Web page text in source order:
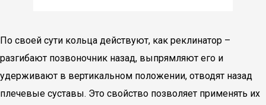
По своей сути кольца действуют, как реклинатор –
разгибают позвоночник назад, выпрямляют его и
удерживают в вертикальном положении, отводят назад
плечевые суставы. Это свойство позволяет применять их